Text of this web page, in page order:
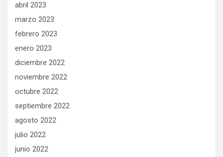
abril 2023
marzo 2023
febrero 2023
enero 2023
diciembre 2022
noviembre 2022
octubre 2022
septiembre 2022
agosto 2022
julio 2022
junio 2022